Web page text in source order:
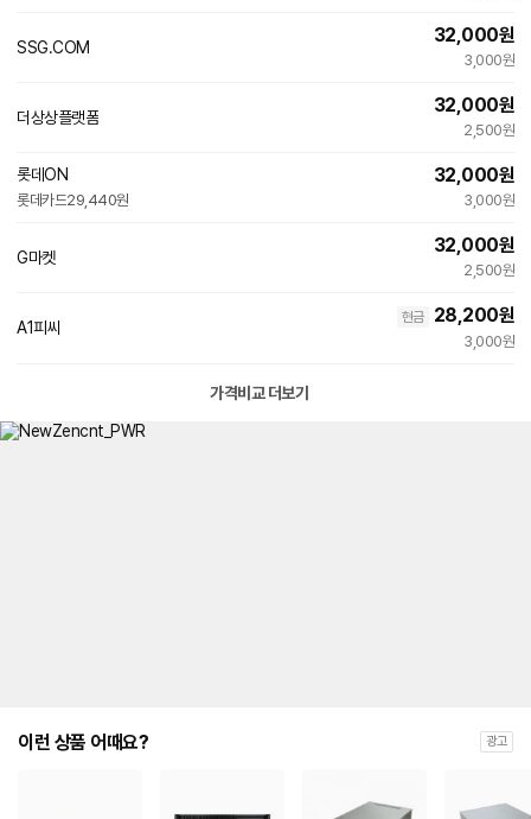
SSG.COM
32,000원
3,000원
더상상플랫폼
이
32,000원
2,500원
롯데ON
롯데카드29,440원
32,000원
3,000원
G마켓
32,000원
2,500원
A1피씨
현금 28,200원
3,000원
가격비교 더보기
이런 상품 어때요? 광고